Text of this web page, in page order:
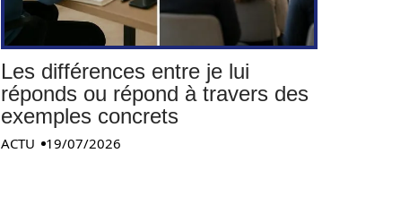
Les différences entre je lui
réponds ou répond à travers des
exemples concrets
ACTU 19/07/2026